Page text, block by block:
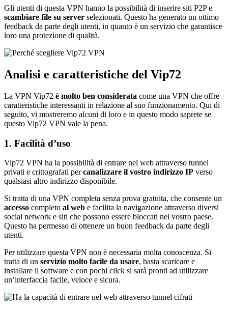
Gli utenti di questa VPN hanno la possibilità di inserire siti P2P e
scambiare file su server selezionati. Questo ha generato un ottimo
feedback da parte degli utenti, in quanto è un servizio che garantisce
loro una protezione di qualità.
Analisi e caratteristiche del Vip72
La VPN Vip72 è molto ben considerata come una VPN che offre
caratteristiche interessanti in relazione al suo funzionamento. Qui di
seguito, vi mostreremo alcuni di loro e in questo modo saprete se
questo Vip72 VPN vale la pena.
1. Facilità d’uso
Vip72 VPN ha la possibilità di entrare nel web attraverso tunnel
privati e crittografati percanalizzare il vostro indirizzo IP verso
qualsiasi altro indirizzo disponibile.
Si tratta di una VPN completa senza prova gratuita, che consente un
accesso completo al web e facilita la navigazione attraverso diversi
social network e siti che possono essere bloccati nel vostro paese.
Questo ha permesso di ottenere un buon feedback da parte degli
utenti.
Per utilizzare questa VPN non è necessaria molta conoscenza. Si
tratta di un servizio molto facile da usare, basta scaricare e
installare il software e con pochi click si sarà pronti ad utilizzare
un’interfaccia facile, veloce e sicura.